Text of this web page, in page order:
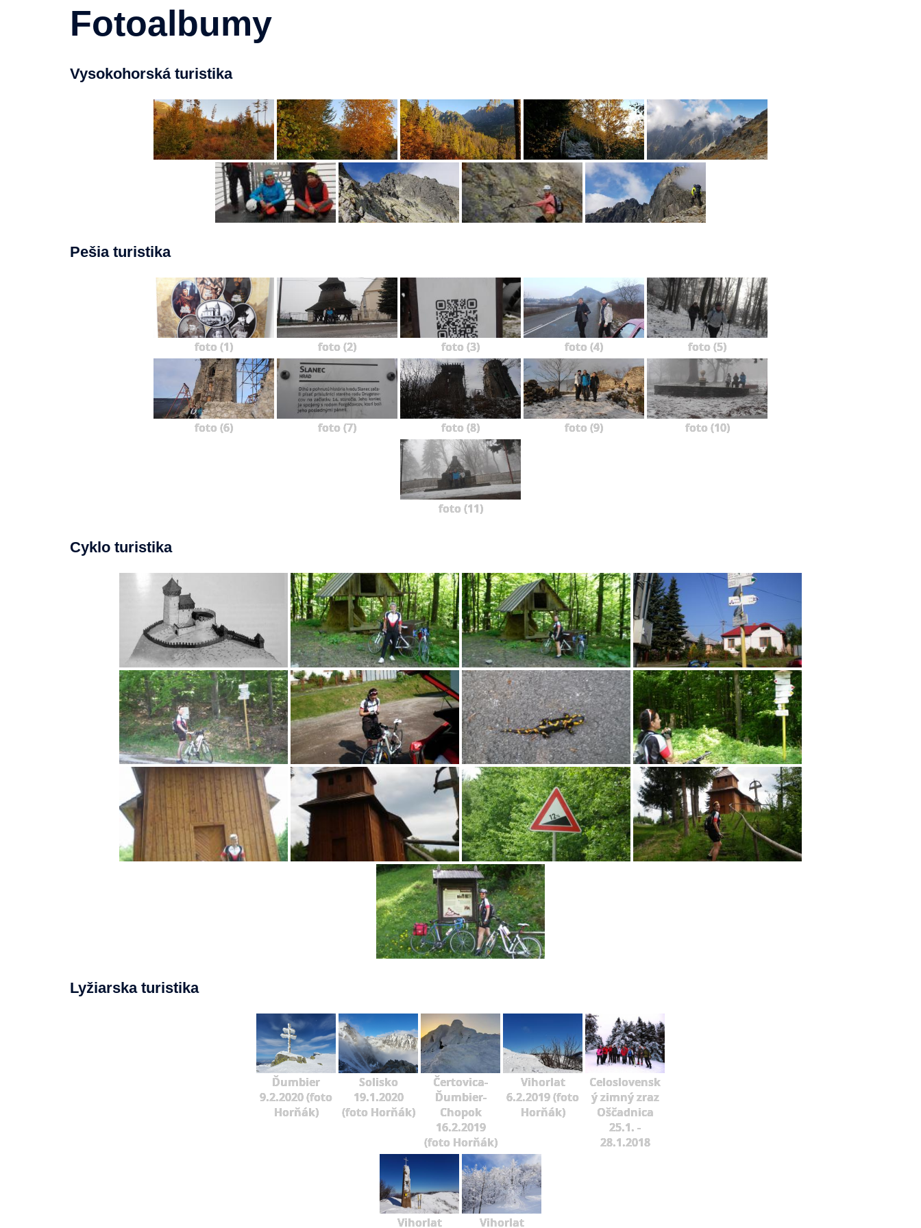
Fotoalbumy
Vysokohorská turistika
Pešia turistika
foto (1) foto (2) foto (3) foto (4) foto (5)
foto (6) foto (7) foto (8) foto (9) foto (10)
foto (11)
Cyklo turistika
Lyžiarska turistika
Ďumbier
9.2.2020 (foto
Horňák)
Solisko
19.1.2020
(foto Horňák)
Čertovica-
Ďumbier-
Chopok
16.2.2019
(foto Horňák)
Vihorlat
6.2.2019 (foto
Horňák)
Celoslovensk
ý zimný zraz
Oščadnica
25.1. -
28.1.2018
Vihorlat Vihorlat